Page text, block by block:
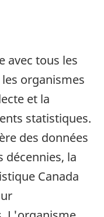
avec tous les
organismes
et la
statistiques.
des données
décennies, la
Canada